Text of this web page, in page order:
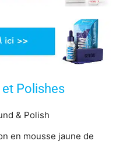
Polishes
& Polish
en mousse jaune de